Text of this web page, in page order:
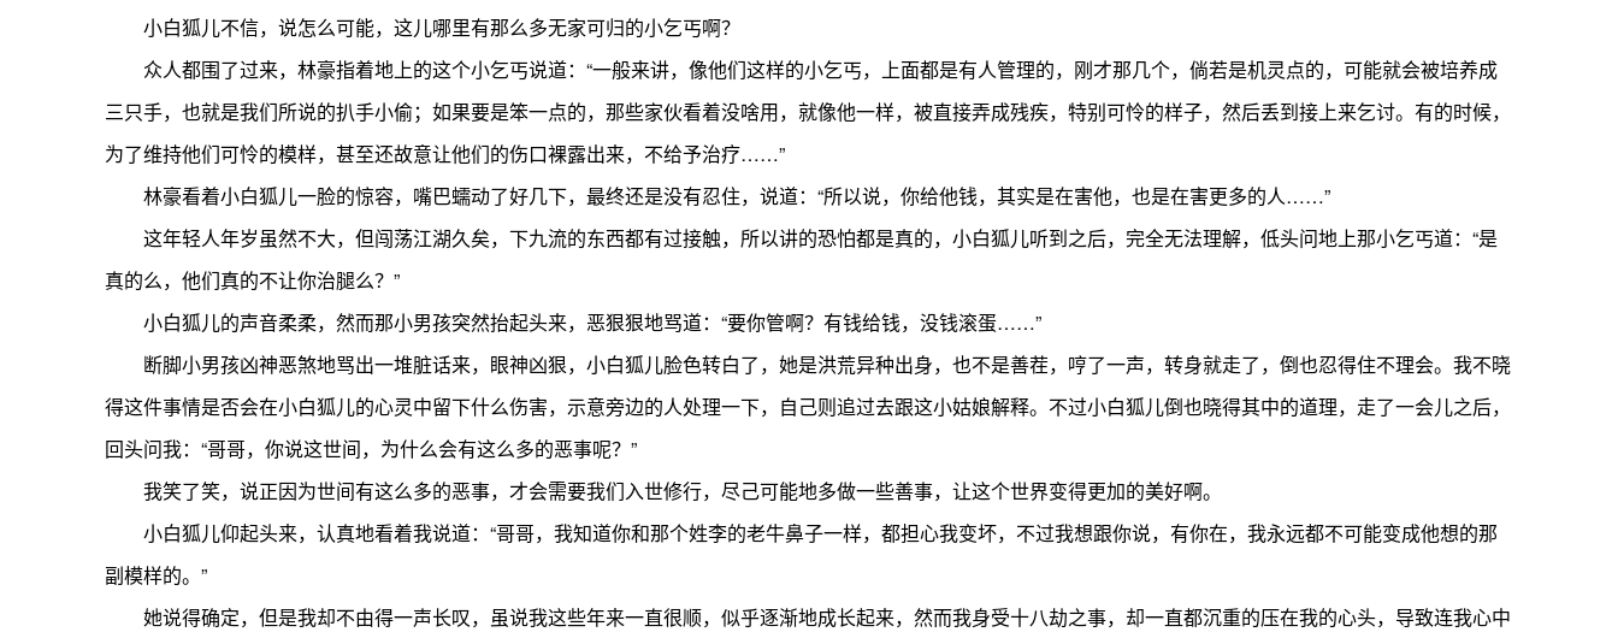
小白狐儿不信，说怎么可能，这儿哪里有那么多无家可归的小乞丐啊？
众人都围了过来，林豪指着地上的这个小乞丐说道：“一般来讲，像他们这样的小乞丐，上面都是有人管理的，刚才那几个，倘若是机灵点的，可能就会被培养成
三只手，也就是我们所说的扒手小偷；如果要是笨一点的，那些家伙看着没啥用，就像他一样，被直接弄成残疾，特别可怜的样子，然后丢到接上来乞讨。有的时候，
为了维持他们可怜的模样，甚至还故意让他们的伤口裸露出来，不给予治疗……”
林豪看着小白狐儿一脸的惊容，嘴巴蠕动了好几下，最终还是没有忍住，说道：“所以说，你给他钱，其实是在害他，也是在害更多的人……”
这年轻人年岁虽然不大，但闯荡江湖久矣，下九流的东西都有过接触，所以讲的恐怕都是真的，小白狐儿听到之后，完全无法理解，低头问地上那小乞丐道：“是
真的么，他们真的不让你治腿么？”
小白狐儿的声音柔柔，然而那小男孩突然抬起头来，恶狠狠地骂道：“要你管啊？有钱给钱，没钱滚蛋……”
断脚小男孩凶神恶煞地骂出一堆脏话来，眼神凶狠，小白狐儿脸色转白了，她是洪荒异种出身，也不是善茬，哼了一声，转身就走了，倒也忍得住不理会。我不晓
得这件事情是否会在小白狐儿的心灵中留下什么伤害，示意旁边的人处理一下，自己则追过去跟这小姑娘解释。不过小白狐儿倒也晓得其中的道理，走了一会儿之后，
回头问我：“哥哥，你说这世间，为什么会有这么多的恶事呢？”
我笑了笑，说正因为世间有这么多的恶事，才会需要我们入世修行，尽己可能地多做一些善事，让这个世界变得更加的美好啊。
小白狐儿仰起头来，认真地看着我说道：“哥哥，我知道你和那个姓李的老牛鼻子一样，都担心我变坏，不过我想跟你说，有你在，我永远都不可能变成他想的那
副模样的。”
她说得确定，但是我却不由得一声长叹，虽说我这些年来一直很顺，似乎逐渐地成长起来，然而我身受十八劫之事，却一直都沉重的压在我的心头，导致连我心中